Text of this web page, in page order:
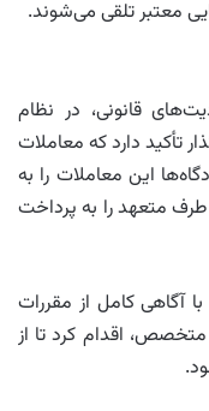
معتبر تلقی می‌شوند.
قانونی، در نظام
تأکید دارد که معاملات
این معاملات را به
متعهد را به پرداخت
با آگاهی کامل از مقررات
اقدام کرد تا از